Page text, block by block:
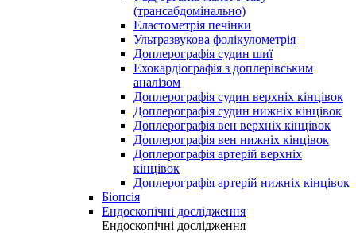
(трансабдомінально)
Еластометрія печінки
Ультразвукова фолікулометрія
Доплерографія судин шиї
Ехокардіографія з доплерівським
аналізом
Доплерографія судин верхніх кінцівок
Доплерографія судин нижніх кінцівок
Доплерографія вен верхніх кінцівок
Доплерографія вен нижніх кінцівок
Доплерографія артерій верхніх
кінцівок
Доплерографія артерій нижніх кінцівок
Біопсія
Ендоскопічні дослідження
Ендоскопічні дослідження